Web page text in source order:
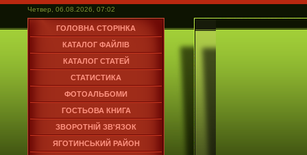
Четвер, 06.08.2026, 07:02
ГОЛОВНА СТОРІНКА
КАТАЛОГ ФАЙЛІВ
КАТАЛОГ СТАТЕЙ
СТАТИСТИКА
ФОТОАЛЬБОМИ
ГОСТЬОВА КНИГА
ЗВОРОТНІЙ ЗВ'ЯЗОК
ЯГОТИНСЬКИЙ РАЙОН